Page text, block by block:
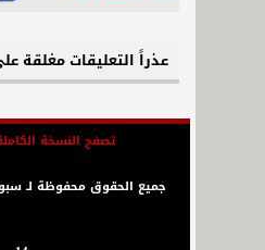
عذراً التعليقات مغلقة
تصفح النسخة
جميع الحقوق محفوظة لـ